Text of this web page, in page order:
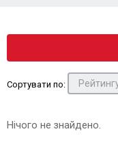
Сортувати по:
Нічого не знайдено.